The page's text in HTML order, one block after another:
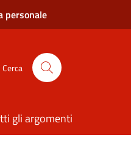
personale
Cerca
gli argomenti